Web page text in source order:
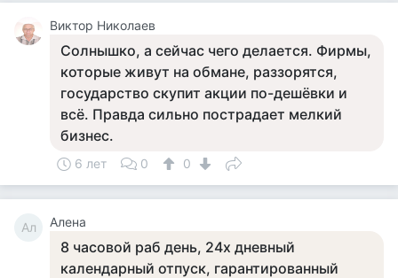
Виктор Николаев
Солнышко, а сейчас чего делается. Фирмы,
которые живут на обмане, раззорятся,
государство скупит акции по-дешёвки и
всё. Правда сильно пострадает мелкий
бизнес.
6 лет 0 0
Ал Алена
8 часовой раб день, 24х дневный
календарный отпуск, гарантированный